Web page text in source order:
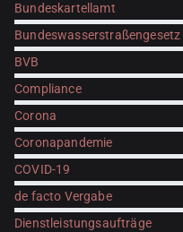
Bundeskartellamt
Bundeswasserstraßengesetz
BVB
Compliance
Corona
Coronapandemie
COVID-19
de facto Vergabe
Dienstleistungsaufträge